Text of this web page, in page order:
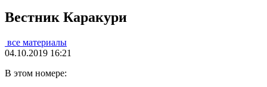
Вестник Каракури
все материалы
04.10.2019 16:21
В этом номере: